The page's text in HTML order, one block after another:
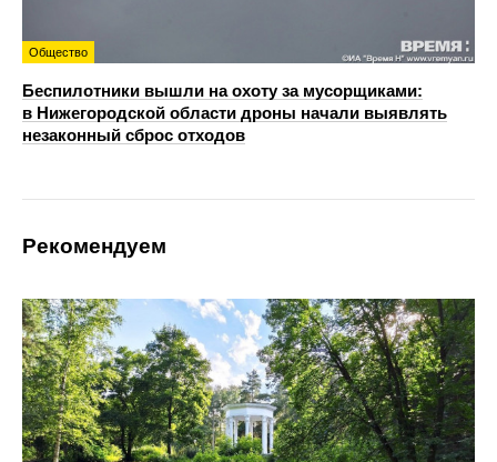
Общество
Беспилотники вышли на охоту за мусорщиками:
в Нижегородской области дроны начали выявлять
незаконный сброс отходов
Рекомендуем